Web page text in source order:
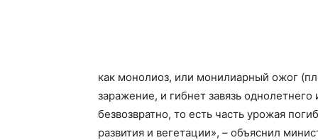
как монолиоз, или монилиарный ожог
заражение, и гибнет завязь
безвозвратно, то есть часть урожая
развития и вегетации», – объяснил